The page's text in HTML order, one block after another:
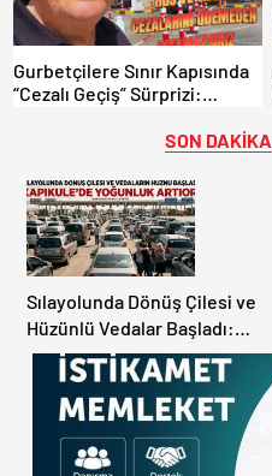
Gurbetçilere Sınır Kapısında
“Cezalı Geçiş” Sürprizi:
SON DAKİKA
Sılayolunda Dönüş Çilesi ve
Hüzünlü Vedalar Başladı:
Kapıkule’de Yoğunluk
Artıyor!